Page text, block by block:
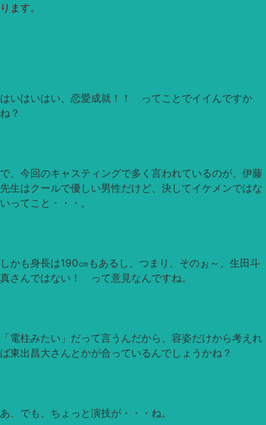
ります。
はいはいはい、恋愛成就！！ ってことでイイんですか
ね？
で、今回のキャスティングで多く言われているのが、伊藤
先生はクールで優しい男性だけど、決してイケメンではな
いってこと・・・。
しかも身長は190㎝もあるし、つまり、そのぉ～、生田斗
真さんではない！ って意見なんですね。
「電柱みたい」だって言うんだから、容姿だけから考えれ
ば東出昌大さんとかが合っているんでしょうかね？
あ、でも、ちょっと演技が・・・ね。